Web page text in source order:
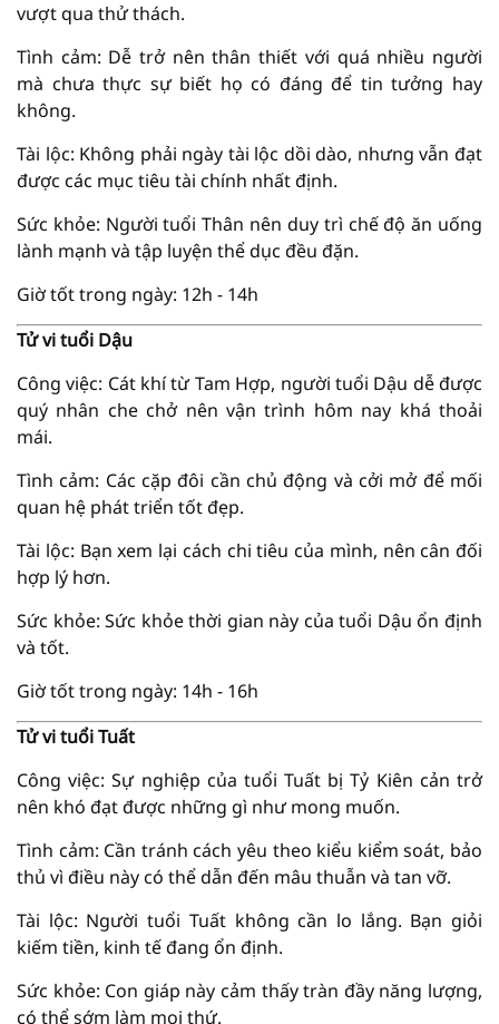
vượt qua thử thách.
Tình cảm: Dễ trở nên thân thiết với quá nhiều người
mà chưa thực sự biết họ có đáng để tin tưởng hay
không.
Tài lộc: Không phải ngày tài lộc dồi dào, nhưng vẫn đạt
được các mục tiêu tài chính nhất định.
Sức khỏe: Người tuổi Thân nên duy trì chế độ ăn uống
lành mạnh và tập luyện thể dục đều đặn.
Giờ tốt trong ngày: 12h - 14h
Tử vi tuổi Dậu
Công việc: Cát khí từ Tam Hợp, người tuổi Dậu dễ được
quý nhân che chở nên vận trình hôm nay khá thoải
mái.
Tình cảm: Các cặp đôi cần chủ động và cởi mở để mối
quan hệ phát triển tốt đẹp.
Tài lộc: Bạn xem lại cách chi tiêu của mình, nên cân đối
hợp lý hơn.
Sức khỏe: Sức khỏe thời gian này của tuổi Dậu ổn định
và tốt.
Giờ tốt trong ngày: 14h - 16h
Tử vi tuổi Tuất
Công việc: Sự nghiệp của tuổi Tuất bị Tỷ Kiên cản trở
nên khó đạt được những gì như mong muốn.
Tình cảm: Cần tránh cách yêu theo kiểu kiểm soát, bảo
thủ vì điều này có thể dẫn đến mâu thuẫn và tan vỡ.
Tài lộc: Người tuổi Tuất không cần lo lắng. Bạn giỏi
kiếm tiền, kinh tế đang ổn định.
Sức khỏe: Con giáp này cảm thấy tràn đầy năng lượng,
có thể sớm làm mọi thứ.